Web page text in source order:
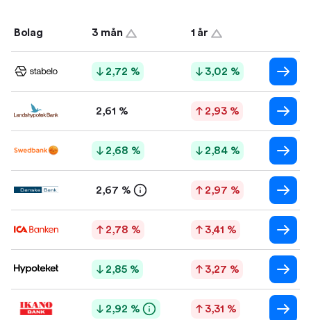
Bolag 3 mån 1 år
2,72 % 3,02 %
2,61 % 2,93 %
2,68 % 2,84 %
2,67 % 2,97 %
2,78 % 3,41 %
2,85 % 3,27 %
2,92 % 3,31 %